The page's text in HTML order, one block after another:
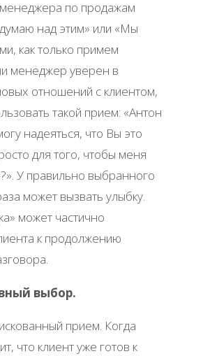
по продажам
над этим» или «Мы
как только примем
менеджер уверен в
отношений с клиентом,
такой прием: «Антон
надеяться, что Вы это
для того, чтобы меня
У правильно выбранного
может вызвать улыбку.
может частично
к продолжению
выбор.
прием. Когда
что клиент уже готов к